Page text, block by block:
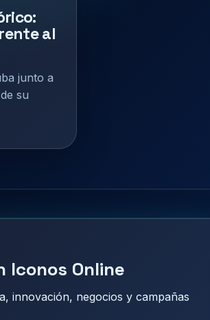
al
junto a
su
Iconos Online
innovación, negocios y campañas